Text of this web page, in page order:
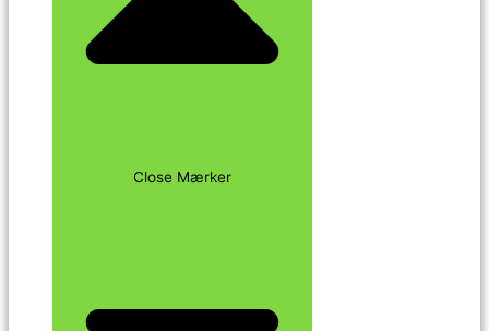
Close Mærker